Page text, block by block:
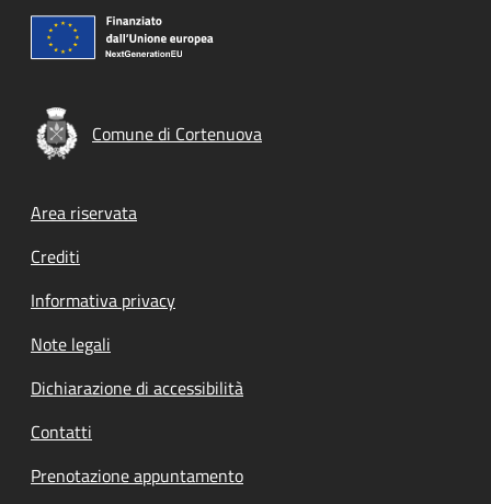
Comune di Cortenuova
Footer menu
Area riservata
Crediti
Informativa privacy
Note legali
Dichiarazione di accessibilità
Contatti
Prenotazione appuntamento